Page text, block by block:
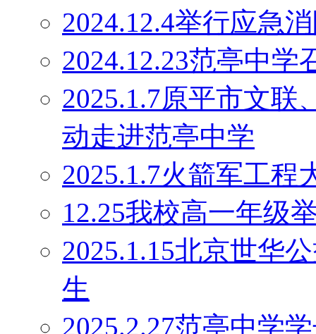
2024.12.4举行应急
2024.12.23范亭中
2025.1.7原平市文联
动走进范亭中学
2025.1.7火箭军工程
12.25我校高一年级
2025.1.15北京世华
生
2025.2.27范亭中学